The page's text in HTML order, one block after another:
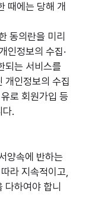
때에는 당해 개
동의란을 미리
인정보의 수집·
되는 서비스를
개인정보의 수집
로 회원가입 등
다.
양속에 반하는
라 지속적이고,
다하여야 합니